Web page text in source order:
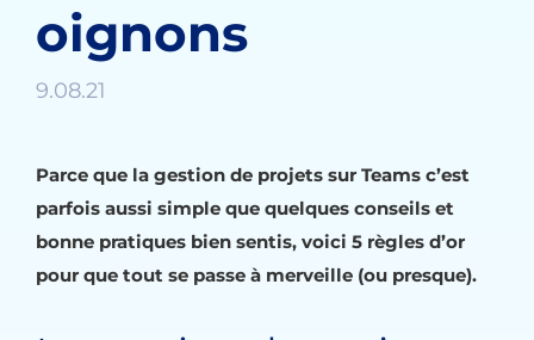
oignons
9.08.21
Parce que la gestion de projets sur Teams c’est
parfois aussi simple que quelques conseils et
bonne pratiques bien sentis, voici 5 règles d’or
pour que tout se passe à merveille (ou presque).